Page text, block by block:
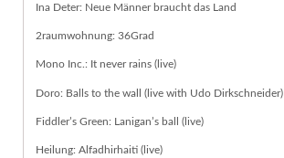
Ina Deter: Neue Männer braucht das Land
2raumwohnung: 36Grad
Mono Inc.: It never rains (live)
Doro: Balls to the wall (live with Udo Dirkschneider)
Fiddler’s Green: Lanigan’s ball (live)
Heilung: Alfadhirhaiti (live)